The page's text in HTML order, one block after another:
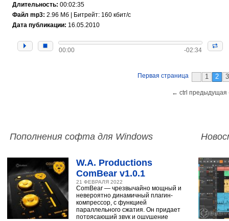
Длительность: 00:02:35
Файл mp3: 2.96 Мб | Битрейт: 160 кбит/с
Дата публикации: 16.05.2010
00:00 -02:34
Первая страница 1 2 3
← ctrl
Пополнения софта для Windows
W.A. Productions
ComBear v1.0.1
21 ФЕВРАЛЯ 2022
ComBear — чрезвычайно мощный и
невероятно динамичный плагин-
компрессор, с функцией
параллельного сжатия. Он придает
потрясающий звук и ощущение